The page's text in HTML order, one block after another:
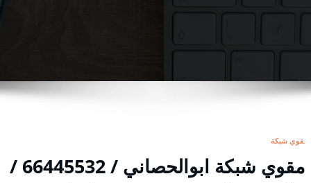
مقوي شبكة
مقوي شبكة ابوالحصاني / 66445532 /